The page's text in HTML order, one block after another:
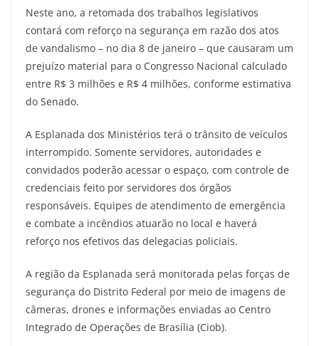
Neste ano, a retomada dos trabalhos legislativos
contará com reforço na segurança em razão dos atos
de vandalismo – no dia 8 de janeiro – que causaram um
prejuízo material para o Congresso Nacional calculado
entre R$ 3 milhões e R$ 4 milhões, conforme estimativa
do Senado.
A Esplanada dos Ministérios terá o trânsito de veículos
interrompido. Somente servidores, autoridades e
convidados poderão acessar o espaço, com controle de
credenciais feito por servidores dos órgãos
responsáveis. Equipes de atendimento de emergência
e combate a incêndios atuarão no local e haverá
reforço nos efetivos das delegacias policiais.
A região da Esplanada será monitorada pelas forças de
segurança do Distrito Federal por meio de imagens de
câmeras, drones e informações enviadas ao Centro
Integrado de Operações de Brasília (Ciob).